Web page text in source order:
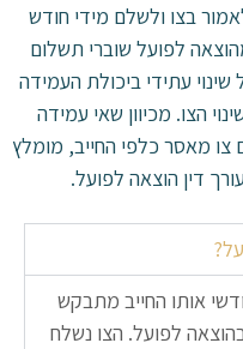
בצו ולשלם מידי חודש
לפועל שוברי תשלום
עתידי ביכולת העמידה
הצו. מכיוון שאי עמידה
צו מאסר כלפי החייב, מומלץ
דין הוצאה לפועל.
אותו החייב מתבקש
לפועל. הצו נשלח